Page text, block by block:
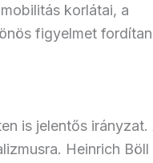
korlátai, a
figyelmet
is jelentős irányzat.
Heinrich Böll